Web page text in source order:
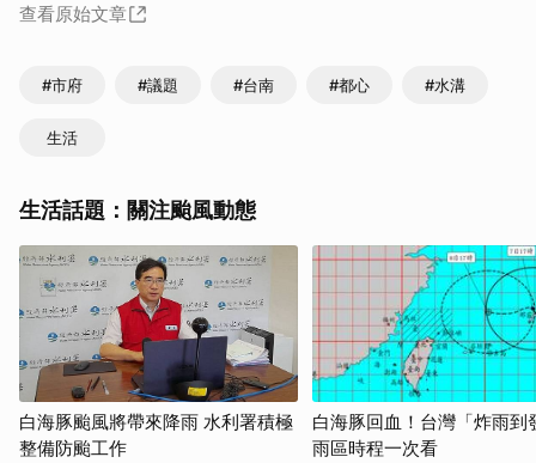
查看原始文章
#市府 #議題 #台南 #都心 #水溝
生活
生活話題：關注颱風動態
白海豚颱風將帶來降雨 水利署積極
整備防颱工作
白海豚回血！台灣「炸雨到
雨區時程一次看